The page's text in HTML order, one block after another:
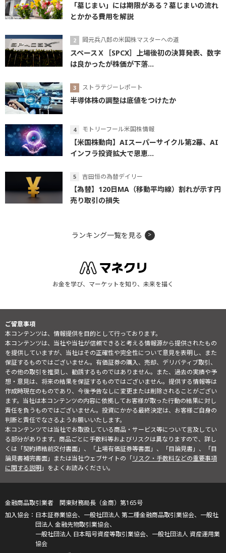
「墓じまい」には期限がある？墓じまいの流れ
とかかる費用を解説
岡元兵八郎の米国株マスターへの道
スペースＸ［SPCX］上場後初の決算発表、数字
は良かったが株価が下落...
ストラテジーレポート
半導体株の調整は底値をつけたか
モトリーフール米国株情報
【米国株動向】AIスーパーサイクル第2幕、AI
インフラ投資拡大で恩恵...
吉田恒の為替デイリー
【為替】120日MA（移動平均線）割れが示す円
売り取引の損失
ランキング一覧を見る
お金を学び、マーケットを知り、未来を描く
ご留意事項
本コンテンツは、情報提供を目的として行っております。
本コンテンツは、当社や当社が信頼できると考える情報源から提供されたもの
を提供していますが、当社はその正確性や完全性について意見を表明し、また
保証するものではございません。有価証券の購入、売却、デリバティブ取引、
その他の取引を推奨し、勧誘するものではありません。また、過去の実績や予
想・意見は、将来の結果を保証するものではございません。提供する情報等は
作成時現在のものであり、今後予告なしに変更または削除されることがござい
ます。当社は本コンテンツの内容に依拠してお客様が取った行動の結果に対し
責任を負うものではございません。投資にかかる最終決定は、お客様ご自身の
判断と責任でなさるようお願いいたします。
本コンテンツでは当社でお取扱している商品・サービス等について言及してい
る部分があります。商品ごとに手数料等およびリスクは異なりますので、詳し
くは「契約締結前交付書面」、「上場有価証券等書面」、「目論見書」、「目
論見書補完書面」または当社ウェブサイトの「リスク・手数料などの重要事項
に関する説明」をよくお読みください。
金融商品取引業者 関東財務局長（金商）第165号
日本証券業協会、一般社団法人 第二種金融商品取引業協会、一般社
団法人 金融先物取引業協会、
一般社団法人 日本暗号資産等取引業協会、一般社団法人 資産運用業
協会